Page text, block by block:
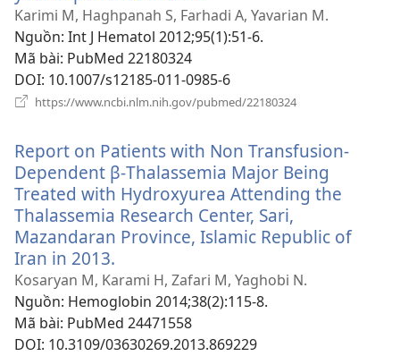
cửa
sổ
Karimi M, Haghpanah S, Farhadi A, Yavarian M.
Nguồn‎: Int J Hematol 2012;95(1):51-6.
Mã bài‎: PubMed 22180324
DOI‎: 10.1007/s12185-011-0985-6
https://www.ncbi.nlm.nih.gov/pubmed/22180324
mới)
Report on Patients with Non Transfusion-
Dependent β-Thalassemia Major Being
Treated with Hydroxyurea Attending the
Thalassemia Research Center, Sari,
Mazandaran Province, Islamic Republic of
Iran in 2013.
cửa
sổ
mới)
Kosaryan M, Karami H, Zafari M, Yaghobi N.
Nguồn‎: Hemoglobin 2014;38(2):115-8.
Mã bài‎: PubMed 24471558
DOI‎: 10.3109/03630269.2013.869229